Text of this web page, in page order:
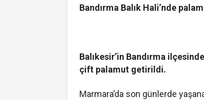
Bandırma Balık Hali’nde
Balıkesir’in Bandırma
çift palamut getirildi.
Marmara’da son günlerde